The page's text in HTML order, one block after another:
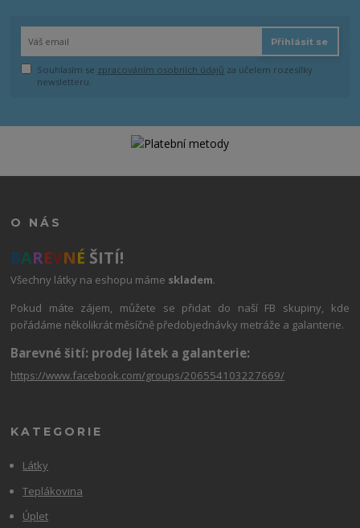
Přihlásit se
Souhlasím se zpracováním osobních údajů za účelem rozesílky
newsletteru.
O NÁS
BAREVNÉ ŠITÍ!
Všechny látky na eshopu máme skladem.
Pokud máte zájem, můžete se přidat do naší FB skupiny, kde
pořádáme několikrát měsíčně předobjednávky metráže a galanterie.
Barevné šití: prodej látek a galanterie:
https://www.facebook.com/groups/206554103227669/
KATEGORIE
Látky
Teplákovina
Úplet